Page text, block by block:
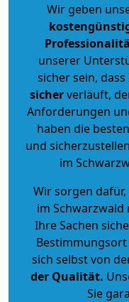
Wir geben
unserer
sicher sein,
sicherverläuft,
Anforderungen
haben die
und
im
Wir sorgen
im
Ihre Sachen
sich selbst von
der Qualität.
Sie